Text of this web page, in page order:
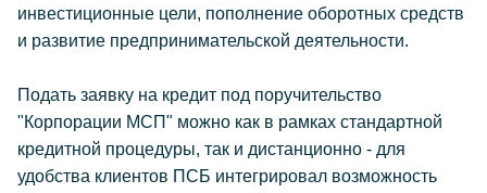
инвестиционные цели, пополнение оборотных средств
и развитие предпринимательской деятельности.
Подать заявку на кредит под поручительство
"Корпорации МСП" можно как в рамках стандартной
кредитной процедуры, так и дистанционно - для
удобства клиентов ПСБ интегрировал возможность